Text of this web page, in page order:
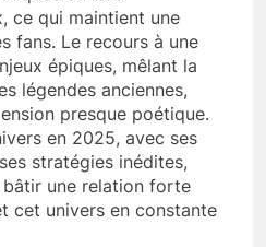
ce qui maintient une
fans. Le recours à une
épiques, mêlant la
légendes anciennes,
presque poétique.
en 2025, avec ses
stratégies inédites,
une relation forte
cet univers en constante